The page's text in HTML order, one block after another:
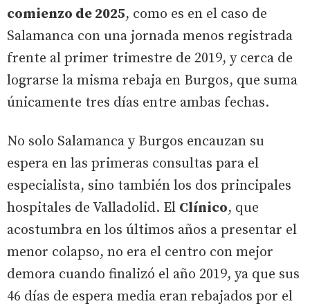
comienzo de 2025, como es en el caso de
Salamanca con una jornada menos registrada
frente al primer trimestre de 2019, y cerca de
lograrse la misma rebaja en Burgos, que suma
únicamente tres días entre ambas fechas.
No solo Salamanca y Burgos encauzan su
espera en las primeras consultas para el
especialista, sino también los dos principales
hospitales de Valladolid. El Clínico, que
acostumbra en los últimos años a presentar el
menor colapso, no era el centro con mejor
demora cuando finalizó el año 2019, ya que sus
46 días de espera media eran rebajados por el